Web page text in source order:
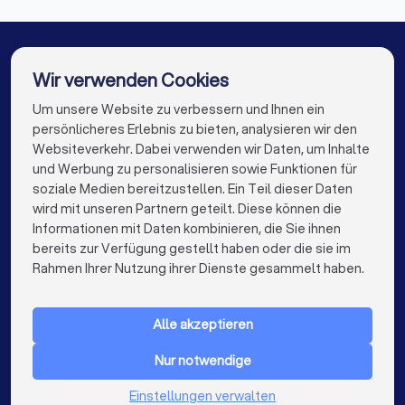
Mediatoren in Dresden
Mediatoren in Leipzig
Mediatoren in Duisburg
Mediatoren in Bochum
Mediatoren in Wuppertal
Mediatoren in Bielefeld
Mediatoren in Bonn
Mediatoren in Münster
Mediatoren in der Nähe
Die besten Mediatoren für Sie
info@trustlocal.de
FÜR PRIVATPERSONEN
Niederlande
Wir verwenden Cookies
Um unsere Website zu verbessern und Ihnen ein
persönlicheres Erlebnis zu bieten, analysieren wir den
Websiteverkehr. Dabei verwenden wir Daten, um Inhalte
und Werbung zu personalisieren sowie Funktionen für
soziale Medien bereitzustellen. Ein Teil dieser Daten
wird mit unseren Partnern geteilt. Diese können die
Informationen mit Daten kombinieren, die Sie ihnen
bereits zur Verfügung gestellt haben oder die sie im
Rahmen Ihrer Nutzung ihrer Dienste gesammelt haben.
Alle akzeptieren
Nur notwendige
Einstellungen verwalten